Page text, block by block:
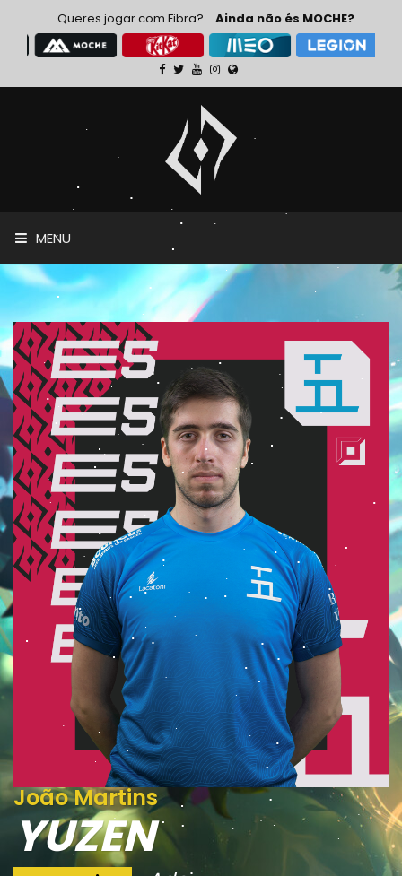
Queres jogar com Fibra? Ainda não és MOCHE?
MENU
João Martins
YUZEN